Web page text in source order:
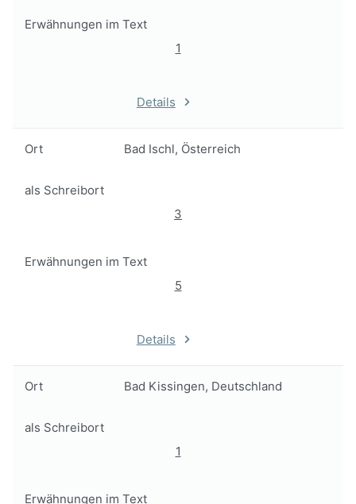
Erwähnungen im Text
1
Details
Ort Bad Ischl, Österreich
als Schreibort
3
Erwähnungen im Text
5
Details
Ort Bad Kissingen, Deutschland
als Schreibort
1
Erwähnungen im Text